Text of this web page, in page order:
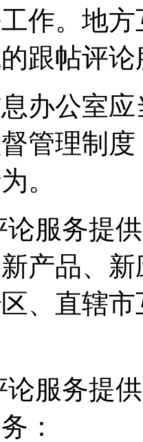
作。地
跟帖评
办公室
管理制
。
服务提
产品、
、直辖
服务提
：